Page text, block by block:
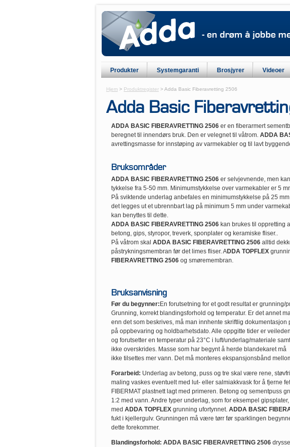
Produkter Systemgaranti Brosjyrer Videoer
Hjem > Produktregister > Adda Basic Fiberavretting 2506
Adda Basic
ADDA BASIC FIBERAVRETTING 2506 er en fiberarmert
beregnet til innendørs bruk. Den er velegnet til våtrom. ADDA
avrettingsmasse for innstøping av varmekabler og til lavt
Bruksområder
ADDA BASIC FIBERAVRETTING 2506 er selvjevnende, men
tykkelse fra 5-50 mm. Minimumstykkelse over varmekabler er 5
På sviktende underlag anbefales en minimumstykkelse på 25
det legges ut et ubrennbart lag på minimum 5 mm under
kan benyttes til dette.
ADDA BASIC FIBERAVRETTING 2506 kan brukes til oppretting
betong, gips, styropor, treverk, sponplater og keramiske fliser..
På våtrom skal ADDA BASIC FIBERAVRETTING 2506 alltid
påstrykningsmembran før det limes fliser. ADDA TOPFLEX
FIBERAVRETTING 2506 og smøremembran.
Bruksanvisning
Før du begynner: En forutsetning for et godt resultat er grunning/
Grunning, korrekt blandingsforhold og temperatur. Er det annet
enn det som beskrives, må man innhente skriftlig
på oppbevaring og holdbarhetsdato. Alle oppgitte tider er
og forutsetter en temperatur på 23°C i luft/underlag/materiale
ikke overskrides. Masse som har begynt å herde blandekaret må
ikke tilsettes mer vann. Det må monteres ekspansjonsbånd
Forarbeid: Underlag av betong, puss og tre skal være rene,
maling vaskes eventuelt med lut- eller salmiakkvask for å fjerne
FIBERMAT plastnett lagt med primeren. Betong og sementpuss
1:2 med vann. Andre typer underlag, som for eksempel
med ADDA TOPFLEX grunning ufortynnet. ADDA BASIC
fukt i kjellergulv. Grunningen må være tørr før sparklingen
dette forekommer.
Blandingsforhold: ADDA BASIC FIBERAVRETTING 2506